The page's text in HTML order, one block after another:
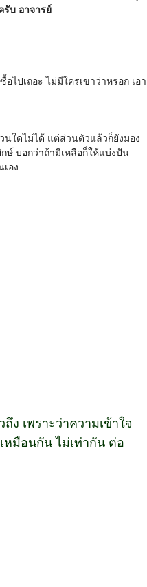
รับ อาจารย์
ปเถอะ ไม่มีใครเขาว่าหรอก เอา
ใดไม่ได้ แต่ส่วนตัวแล้วก็ยังมอง
ษ์ บอกว่าถ้ามีเหลือก็ให้แบ่งปัน
อง
ง เพราะว่าความเข้าใจ
หมือนกัน ไม่เท่ากัน ต่อ